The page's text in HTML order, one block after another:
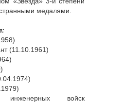
медалями.
(11.10.1961)
инженерных войск